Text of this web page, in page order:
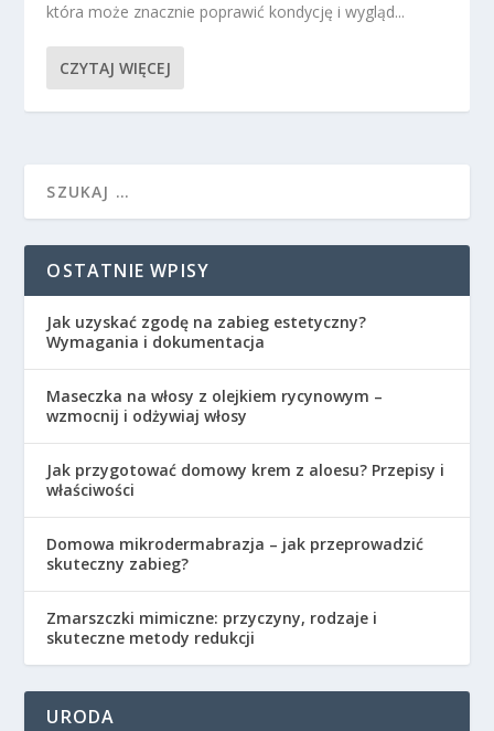
która może znacznie poprawić kondycję i wygląd...
CZYTAJ WIĘCEJ
OSTATNIE WPISY
Jak uzyskać zgodę na zabieg estetyczny?
Wymagania i dokumentacja
Maseczka na włosy z olejkiem rycynowym –
wzmocnij i odżywiaj włosy
Jak przygotować domowy krem z aloesu? Przepisy i
właściwości
Domowa mikrodermabrazja – jak przeprowadzić
skuteczny zabieg?
Zmarszczki mimiczne: przyczyny, rodzaje i
skuteczne metody redukcji
URODA